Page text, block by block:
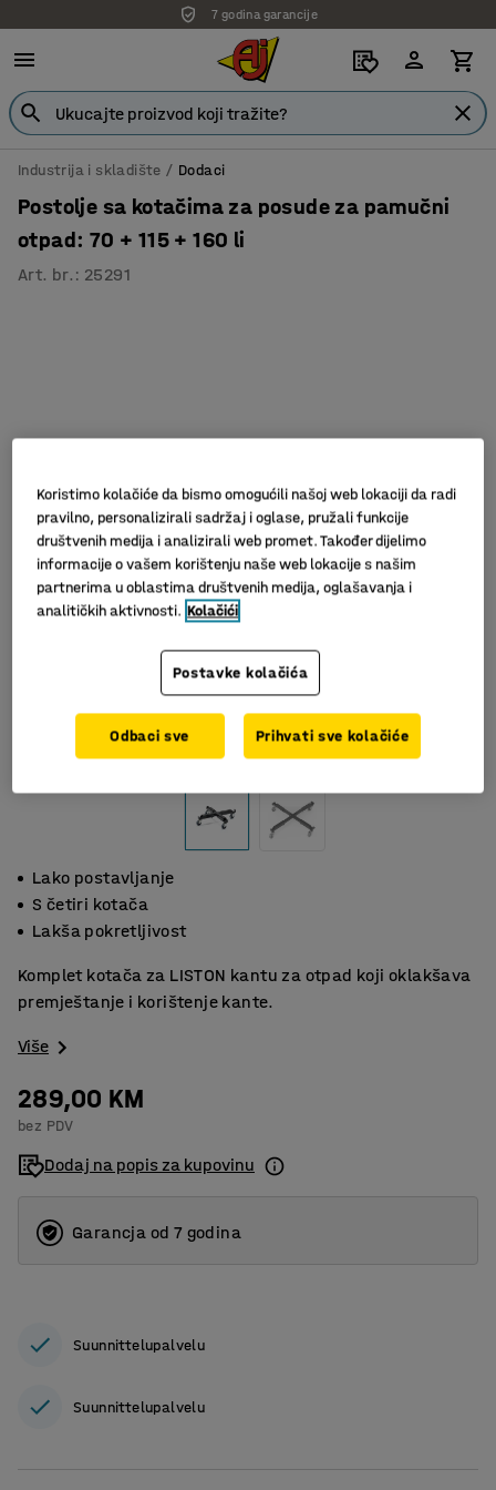
7 godina garancije
Industrija i skladište Dodaci
Postolje sa kotačima za posude za pamučni
otpad: 70 + 115 + 160 li
Art. br. : 25291
Slični proizvodi
Lako postavljanje
S četiri kotača
Lakša pokretljivost
Komplet kotača za LISTON kantu za otpad koji oklakšava
premještanje i korištenje kante.
Više
289,00 KM
bez PDV
Dodaj na popis za kupovinu
Garancja od 7 godina
Suunnittelupalvelu
Suunnittelupalvelu
Koristimo kolačiće da bismo omogućili našoj web lokaciji da radi
pravilno, personalizirali sadržaj i oglase, pružali funkcije
društvenih medija i analizirali web promet. Također dijelimo
informacije o vašem korištenju naše web lokacije s našim
partnerima u oblastima društvenih medija, oglašavanja i
analitičkih aktivnosti. Kolačići
Postavke kolačića
Odbaci sve Prihvati sve kolačiće